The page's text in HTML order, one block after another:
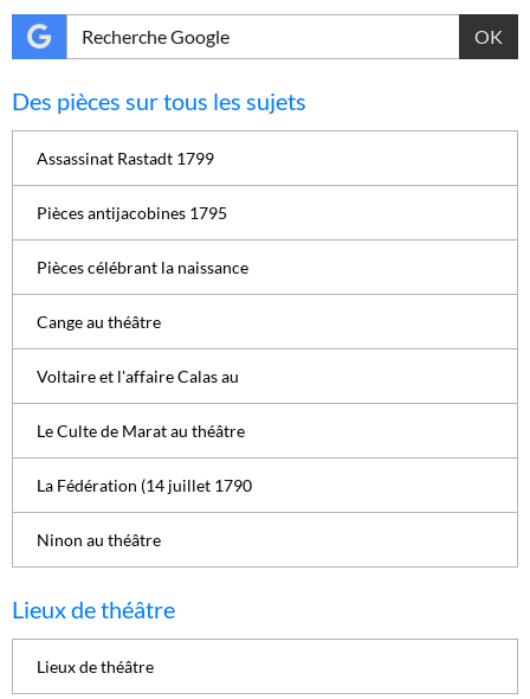
OK
Des pièces sur tous les sujets
Assassinat Rastadt 1799
Pièces antijacobines 1795
Pièces célébrant la naissance
Cange au théâtre
Voltaire et l'affaire Calas au
Le Culte de Marat au théâtre
La Fédération (14 juillet 1790
Ninon au théâtre
Lieux de théâtre
Lieux de théâtre